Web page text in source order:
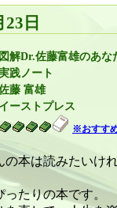
日
図解Dr.佐藤富雄のあ
践ノート
藤 富雄
イーストプレス
※おすす
の本は読みたいけ
たりの本です。